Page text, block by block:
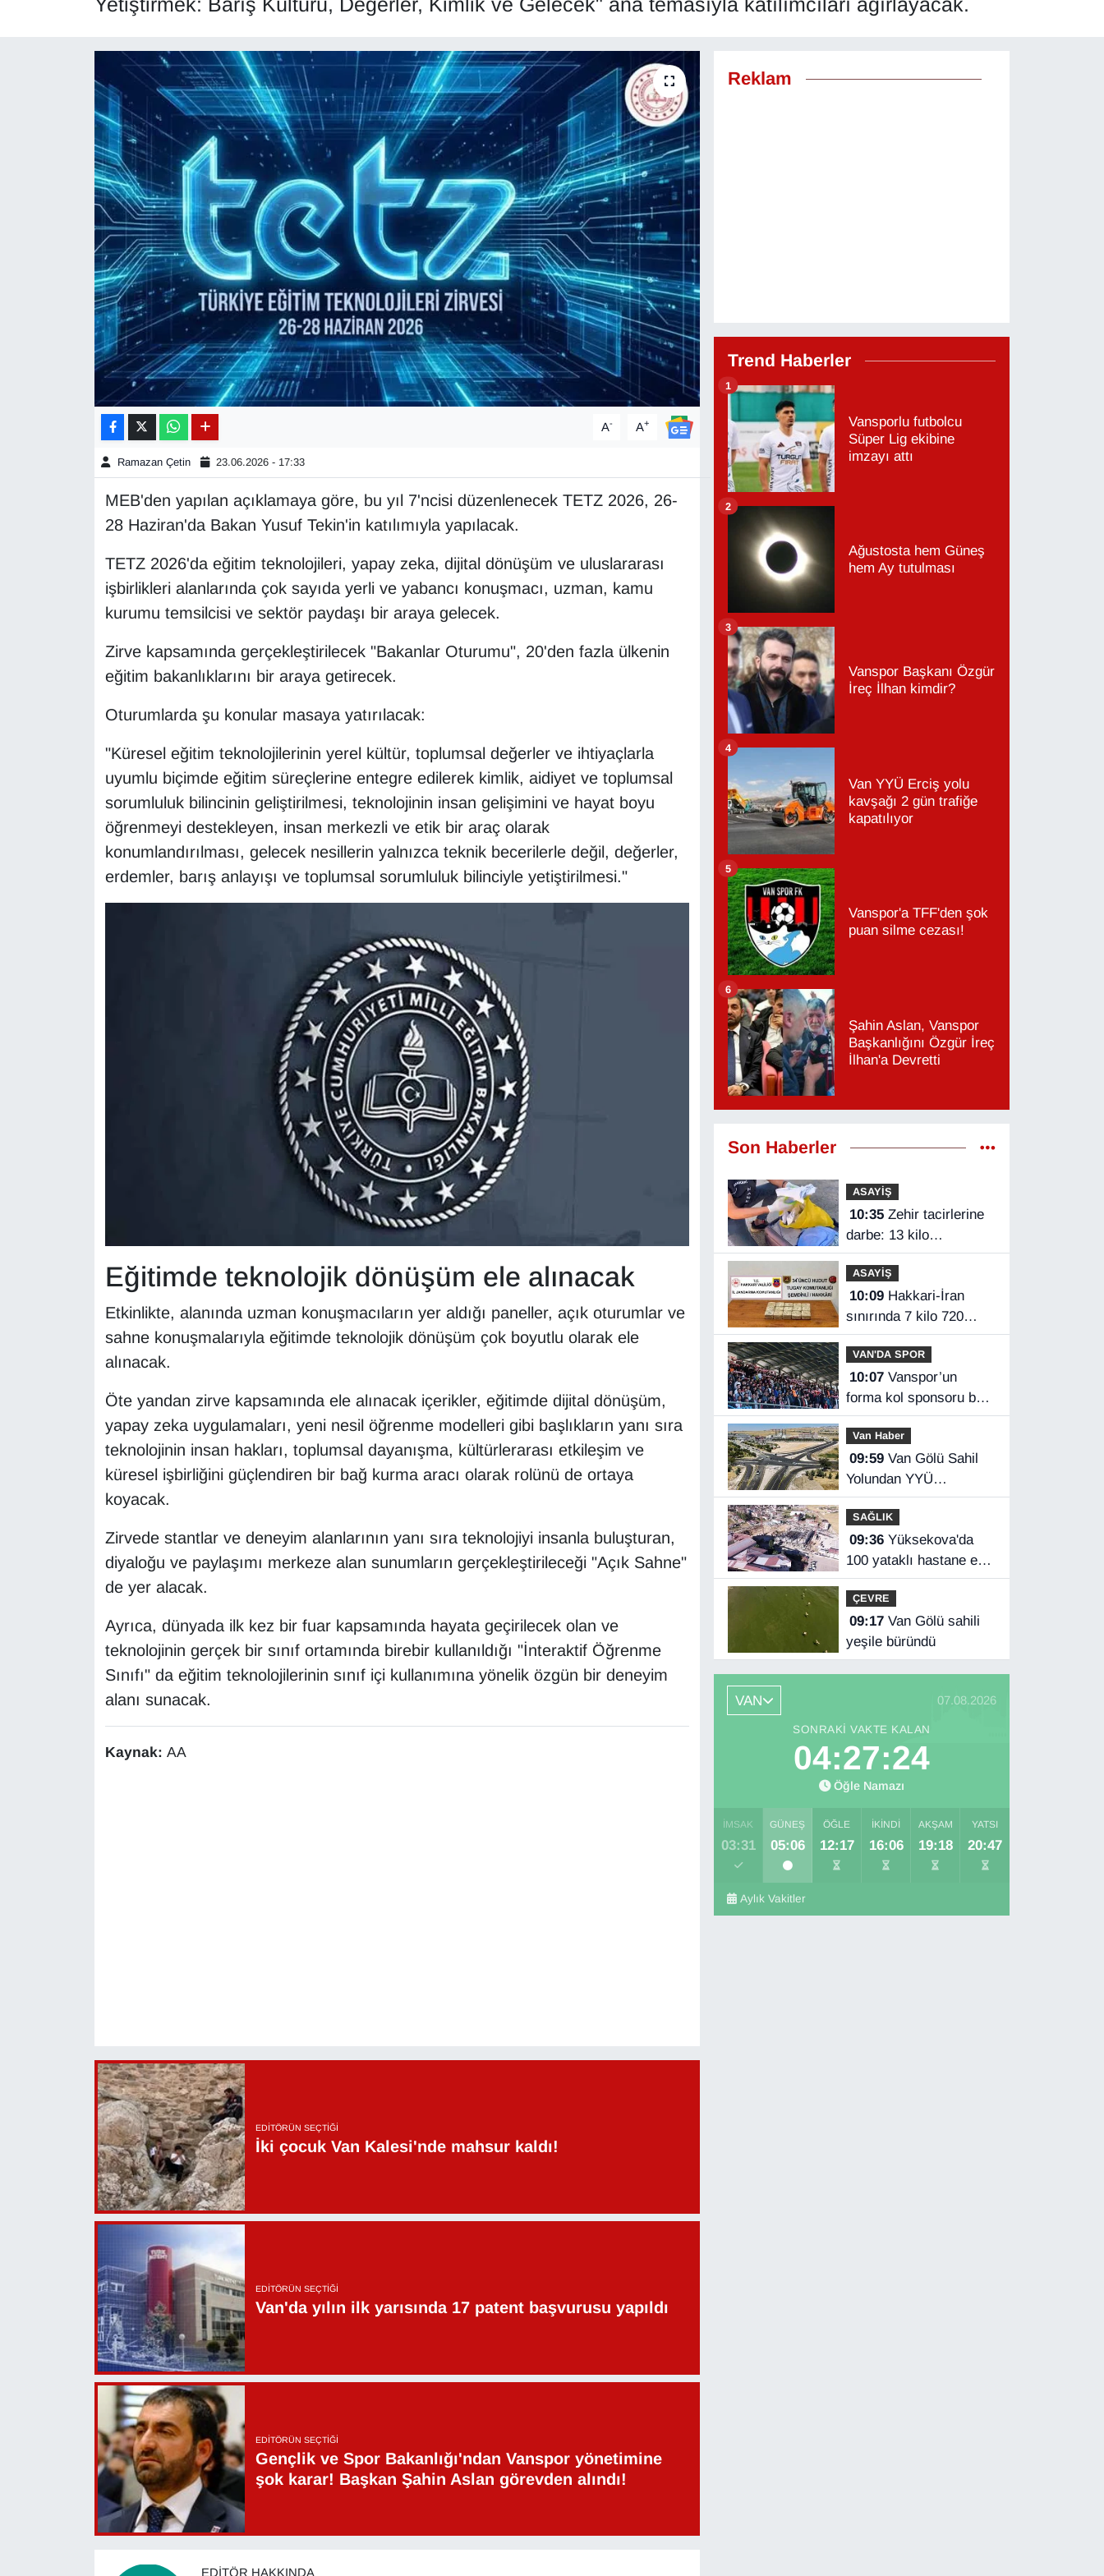
A- A+
Ramazan Çetin 23.06.2026 - 17:33
MEB'den yapılan açıklamaya göre, bu yıl 7'ncisi düzenlenecek TETZ 2026, 26-
28 Haziran'da Bakan Yusuf Tekin'in katılımıyla yapılacak.
TETZ 2026'da eğitim teknolojileri, yapay zeka, dijital dönüşüm ve uluslararası
işbirlikleri alanlarında çok sayıda yerli ve yabancı konuşmacı, uzman, kamu
kurumu temsilcisi ve sektör paydaşı bir araya gelecek.
Zirve kapsamında gerçekleştirilecek "Bakanlar Oturumu", 20'den fazla ülkenin
eğitim bakanlıklarını bir araya getirecek.
Oturumlarda şu konular masaya yatırılacak:
"Küresel eğitim teknolojilerinin yerel kültür, toplumsal değerler ve ihtiyaçlarla
uyumlu biçimde eğitim süreçlerine entegre edilerek kimlik, aidiyet ve toplumsal
sorumluluk bilincinin geliştirilmesi, teknolojinin insan gelişimini ve hayat boyu
öğrenmeyi destekleyen, insan merkezli ve etik bir araç olarak
konumlandırılması, gelecek nesillerin yalnızca teknik becerilerle değil, değerler,
erdemler, barış anlayışı ve toplumsal sorumluluk bilinciyle yetiştirilmesi."
Eğitimde teknolojik dönüşüm ele alınacak
Etkinlikte, alanında uzman konuşmacıların yer aldığı paneller, açık oturumlar ve
sahne konuşmalarıyla eğitimde teknolojik dönüşüm çok boyutlu olarak ele
alınacak.
Öte yandan zirve kapsamında ele alınacak içerikler, eğitimde dijital dönüşüm,
yapay zeka uygulamaları, yeni nesil öğrenme modelleri gibi başlıkların yanı sıra
teknolojinin insan hakları, toplumsal dayanışma, kültürlerarası etkileşim ve
küresel işbirliğini güçlendiren bir bağ kurma aracı olarak rolünü de ortaya
koyacak.
Zirvede stantlar ve deneyim alanlarının yanı sıra teknolojiyi insanla buluşturan,
diyaloğu ve paylaşımı merkeze alan sunumların gerçekleştirileceği "Açık Sahne"
de yer alacak.
Ayrıca, dünyada ilk kez bir fuar kapsamında hayata geçirilecek olan ve
teknolojinin gerçek bir sınıf ortamında birebir kullanıldığı "İnteraktif Öğrenme
Sınıfı" da eğitim teknolojilerinin sınıf içi kullanımına yönelik özgün bir deneyim
alanı sunacak.
Kaynak: AA
EDITÖRÜN SEÇTIĞI
İki çocuk Van Kalesi'nde mahsur kaldı!
EDITÖRÜN SEÇTIĞI
Van'da yılın ilk yarısında 17 patent başvurusu yapıldı
EDITÖRÜN SEÇTIĞI
Gençlik ve Spor Bakanlığı'ndan Vanspor yönetimine
şok karar! Başkan Şahin Aslan görevden alındı!
EDITÖR HAKKINDA
Reklam
Trend Haberler
Vansporlu futbolcu
Süper Lig ekibine
imzayı attı
1
Ağustosta hem Güneş
hem Ay tutulması
2
Vanspor Başkanı Özgür
İreç İlhan kimdir?
3
Van YYÜ Erciş yolu
kavşağı 2 gün trafiğe
kapatılıyor
4
Vanspor'a TFF'den şok
puan silme cezası!
5
Şahin Aslan, Vanspor
Başkanlığını Özgür İreç
İlhan'a Devretti
6
Son Haberler
ASAYİŞ
10:35Zehir tacirlerine
darbe: 13 kilo
metamfetamin ele
geçirildi
ASAYİŞ
10:09Hakkari-İran
sınırında 7 kilo 720
gram eroin ele geçirildi
VAN'DA SPOR
10:07Vanspor’un
forma kol sponsoru belli
oldu
Van Haber
09:59Van Gölü Sahil
Yolundan YYÜ
kampüsüne ulaşım
sağlandı
SAĞLIK
09:36Yüksekova'da
100 yataklı hastane ek
binası yükseliyor
ÇEVRE
09:17Van Gölü sahili
yeşile büründü
VAN 07.08.2026
SONRAKI VAKTE KALAN
04:27:23
Öğle Namazı
İMSAK
03:31
GÜNEŞ
05:06
ÖĞLE
12:17
İKINDI
16:06
AKŞAM
19:18
YATSI
20:47
Aylık Vakitler
EĞİTİM
EKONOMİ
Eleman
En çok konuşulanlar
GENEL
Gündem
HABERDE İNSAN
Kamu Alımları
Kim Kimdir?
MAGAZİN
ONE EKONOMİ
TEKNOLOJİ
VAN'DA SPOR